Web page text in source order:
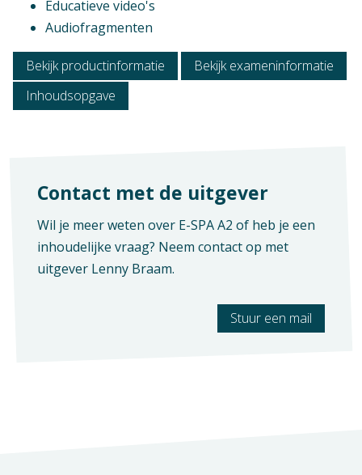
Context
Generieke vakken
Vak
Spaans
SBU
240
Verschijningsvorm
E-licentie
Educatieve video's
Audiofragmenten
Bekijk productinformatie
Bekijk exameninformatie
Inhoudsopgave
Contact met de uitgever
Wil je meer weten over E-SPA A2 of heb je een
inhoudelijke vraag? Neem contact op met
uitgever Lenny Braam.
Stuur een mail